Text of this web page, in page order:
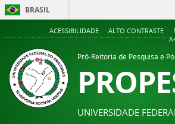
BRASIL
ACESSIBILIDADE ALTO CONTRASTE
Pró-Reitoria de Pesquisa e
UNIVERSIDADE